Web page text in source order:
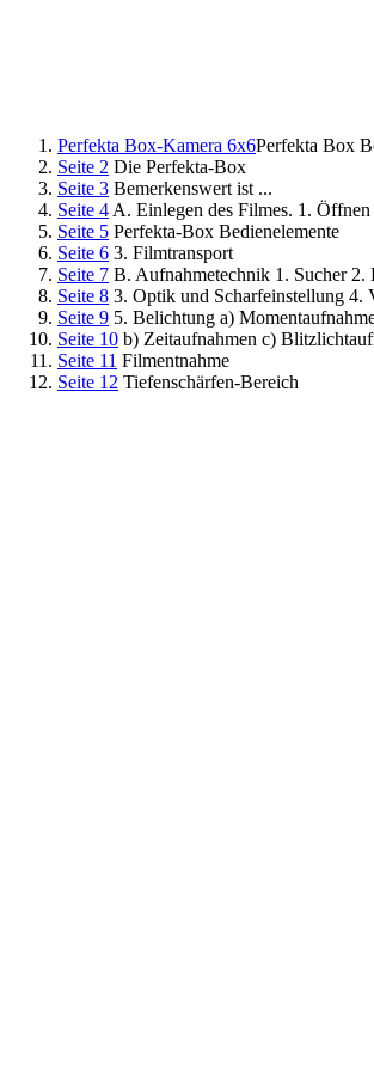
Perfekta Box-Kamera 6x6Perfekta Box
Seite 2 Die Perfekta-Box
Seite 3 Bemerkenswert ist ...
Seite 4 A. Einlegen des Filmes. 1.
Seite 5 Perfekta-Box Bedienelemente
Seite 6 3. Filmtransport
Seite 7 B. Aufnahmetechnik 1. Sucher 2.
Seite 8 3. Optik und Scharfeinstellung 4.
Seite 9 5. Belichtung a)
Seite 10 b) Zeitaufnahmen c)
Seite 11 Filmentnahme
Seite 12 Tiefenschärfen-Bereich